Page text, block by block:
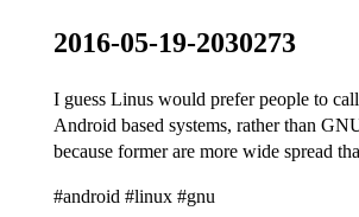
2016-05-19-2030273
I guess Linus would prefer people to
Android based systems, rather than
because former are more wide spread
#android #linux #gnu